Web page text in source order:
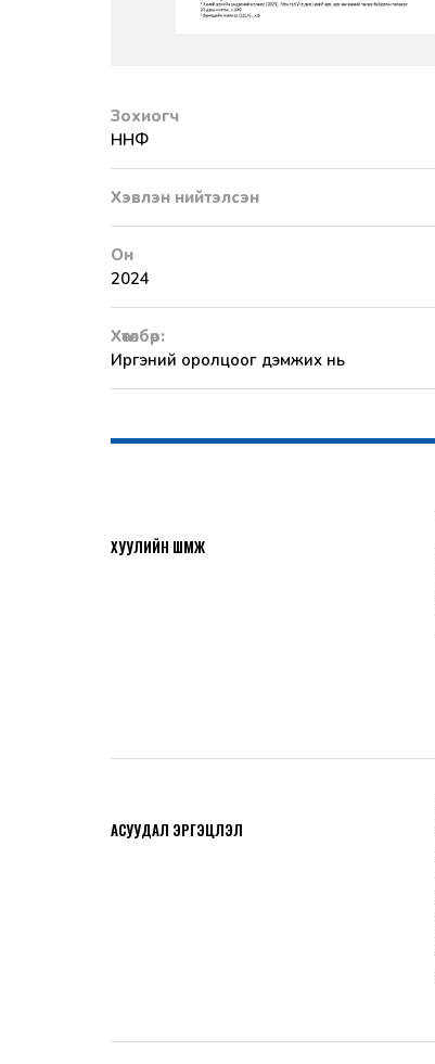
Зохиогч
ННФ
Хэвлэн нийтэлсэн
Он
2024
Хөтөлбөр:
Иргэний оролцоог дэмжих нь
ХУУЛИЙН ШҮҮМЖ
АСУУДАЛ ЭРГЭЦҮҮЛЭЛ